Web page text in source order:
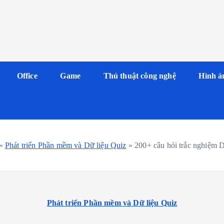
Office Game Thủ thuật công nghệ Hình
» Phát triển Phần mềm và Dữ liệu Quiz » 200+ câu hỏi trắc nghiệm
Phát triển Phần mềm và Dữ liệu Quiz